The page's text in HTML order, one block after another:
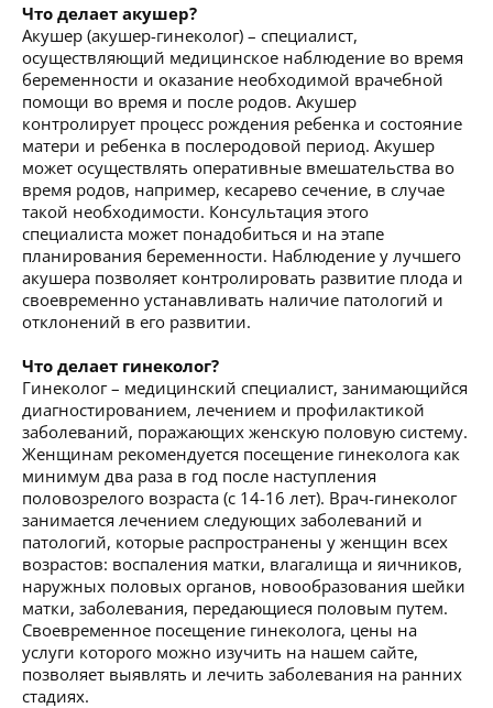
Что делает акушер?
Акушер (акушер-гинеколог) – специалист,
осуществляющий медицинское наблюдение во время
беременности и оказание необходимой врачебной
помощи во время и после родов. Акушер
контролирует процесс рождения ребенка и состояние
матери и ребенка в послеродовой период. Акушер
может осуществлять оперативные вмешательства во
время родов, например, кесарево сечение, в случае
такой необходимости. Консультация этого
специалиста может понадобиться и на этапе
планирования беременности. Наблюдение у лучшего
акушера позволяет контролировать развитие плода и
своевременно устанавливать наличие патологий и
отклонений в его развитии.
Что делает гинеколог?
Гинеколог – медицинский специалист, занимающийся
диагностированием, лечением и профилактикой
заболеваний, поражающих женскую половую систему.
Женщинам рекомендуется посещение гинеколога как
минимум два раза в год после наступления
половозрелого возраста (с 14-16 лет). Врач-гинеколог
занимается лечением следующих заболеваний и
патологий, которые распространены у женщин всех
возрастов: воспаления матки, влагалища и яичников,
наружных половых органов, новообразования шейки
матки, заболевания, передающиеся половым путем.
Своевременное посещение гинеколога, цены на
услуги которого можно изучить на нашем сайте,
позволяет выявлять и лечить заболевания на ранних
стадиях.